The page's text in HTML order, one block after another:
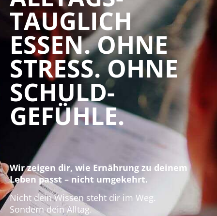
TAUGLICH
ESSEN. OHNE
STRESS. OHNE
SCHULD-
GEFÜHLE.​
Wir zeigen dir, wie Ernährung zu deinem
Leben passt – nicht umgekehrt.
Nicht dein Wissen steht dir im Weg.
Sondern dein Alltag.